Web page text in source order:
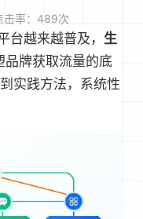
率：489次
台越来越普及， 生
品牌获取流量的底
实践方法，系统性